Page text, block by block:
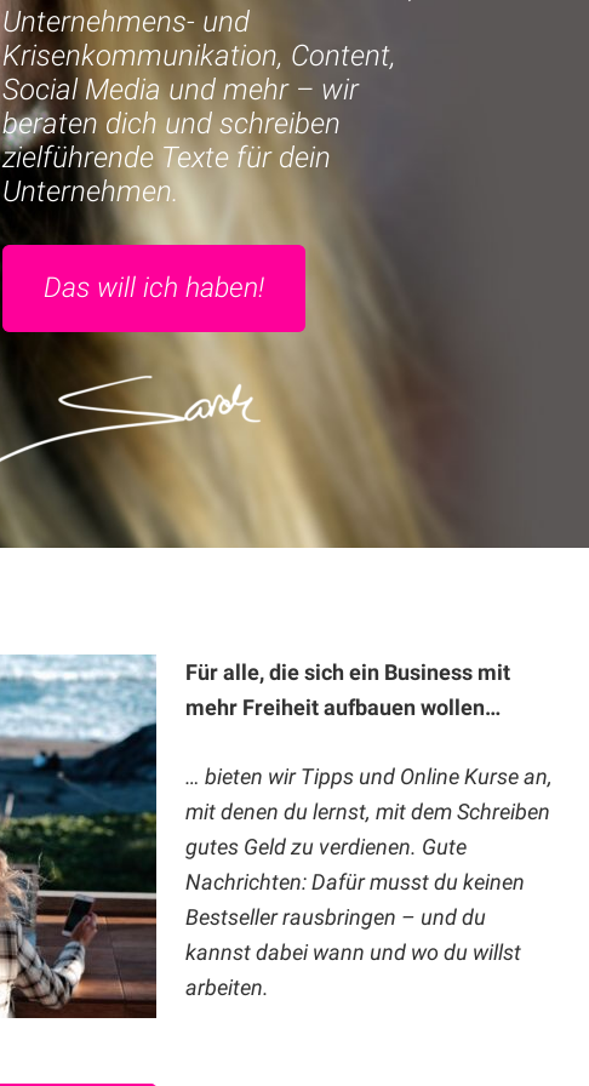
Unternehmens- und
Krisenkommunikation, Content,
Social Media und mehr – wir
beraten dich und schreiben
zielführende Texte für dein
Unternehmen.
Das will ich haben!
Für alle, die sich ein Business mit
mehr Freiheit aufbauen wollen…
… bieten wir Tipps und Online Kurse an,
mit denen du lernst, mit dem Schreiben
gutes Geld zu verdienen. Gute
Nachrichten: Dafür musst du keinen
Bestseller rausbringen – und du
kannst dabei wann und wo du willst
arbeiten.